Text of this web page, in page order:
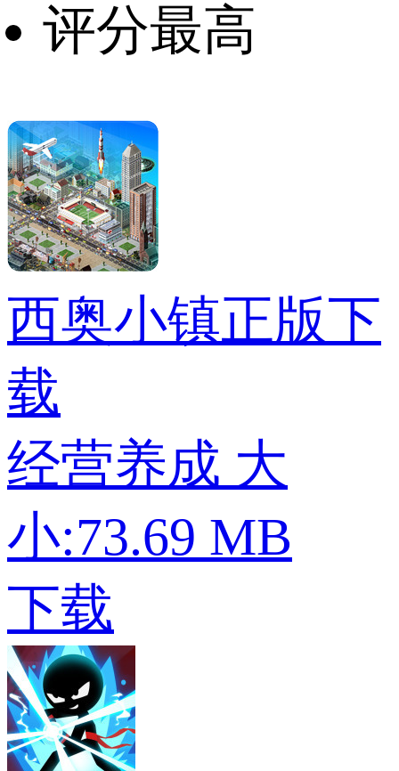
评分最高
西奥小镇正版下
载
经营养成 大
小:73.69 MB
下载